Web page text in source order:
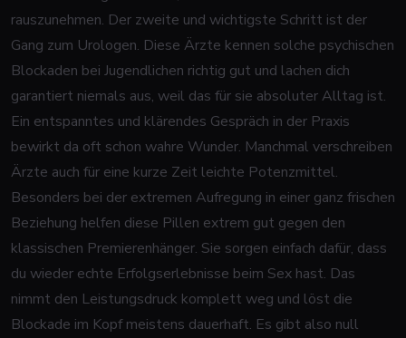
rauszunehmen. Der zweite und wichtigste Schritt ist der
Gang zum Urologen. Diese Ärzte kennen solche psychischen
Blockaden bei Jugendlichen richtig gut und lachen dich
garantiert niemals aus, weil das für sie absoluter Alltag ist.
Ein entspanntes und klärendes Gespräch in der Praxis
bewirkt da oft schon wahre Wunder. Manchmal verschreiben
Ärzte auch für eine kurze Zeit leichte Potenzmittel.
Besonders bei der extremen Aufregung in einer ganz frischen
Beziehung helfen diese Pillen extrem gut gegen den
klassischen Premierenhänger. Sie sorgen einfach dafür, dass
du wieder echte Erfolgserlebnisse beim Sex hast. Das
nimmt den Leistungsdruck komplett weg und löst die
Blockade im Kopf meistens dauerhaft. Es gibt also null